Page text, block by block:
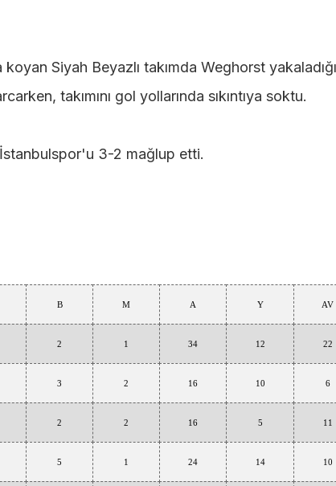
Siyah Beyazlı takımda Weghorst
takımını gol yollarında sıkıntıya soktu.
3-2 mağlup etti.
B M A Y AV
2 1 34 12 22
3 2 16 10 6
2 2 16 5 11
5 1 24 14 10